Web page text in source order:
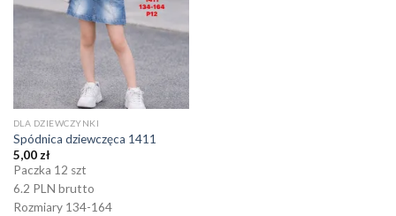
DLA DZIEWCZYNKI
Spódnica dziewczęca 1411
5,00 zł
Paczka 12 szt
6.2 PLN brutto
Rozmiary 134-164